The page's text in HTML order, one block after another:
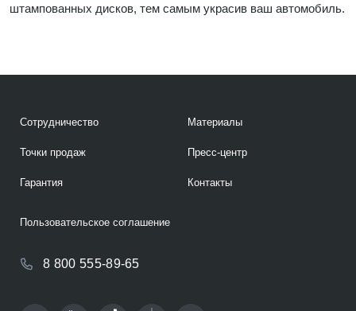
штампованных дисков, тем самым украсив ваш автомобиль.
Сотрудничество
Точки продаж
Гарантия
Материалы
Пресс-центр
Контакты
8 800 555-89-65
Пользовательское соглашение